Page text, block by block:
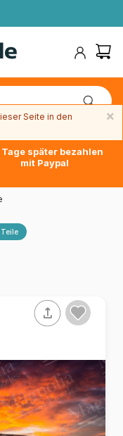
später bezahlen
mit Paypal
×
Seite in den